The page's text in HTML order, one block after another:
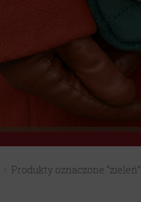
Produkty oznaczone “zieleń”